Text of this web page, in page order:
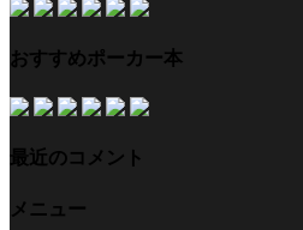
おすすめポーカー本
最近のコメント
メニュー